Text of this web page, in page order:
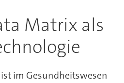
Matrix als
im Gesundheitswesen